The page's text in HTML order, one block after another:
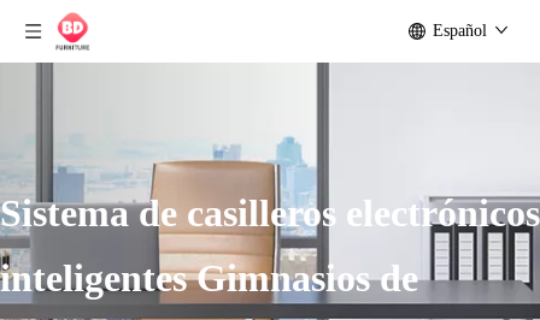
Español
Sistema de casilleros electrónicos
inteligentes Gimnasios de